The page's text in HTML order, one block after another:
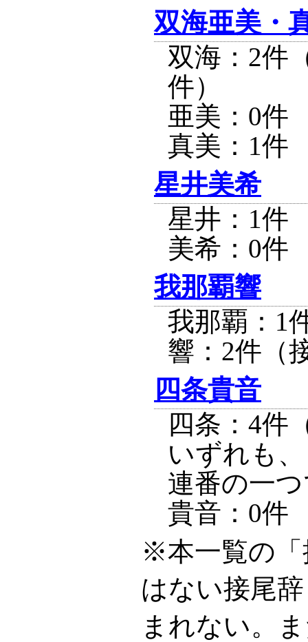
双海亜美・
双海：2件
件）
亜美：0件
真美：1件
星井美希
星井：1件
美希：0件
我那覇響
我那覇：1
響：2件（
四条貴音
四条：4件
いずれも
連番の一
貴音：0件
※本一覧の「
はない接尾
まれない。